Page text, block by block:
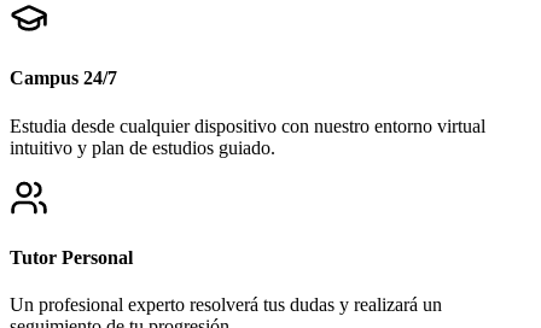
Campus 24/7
Estudia desde cualquier dispositivo con nuestro entorno virtual
intuitivo y plan de estudios guiado.
Tutor Personal
Un profesional experto resolverá tus dudas y realizará un